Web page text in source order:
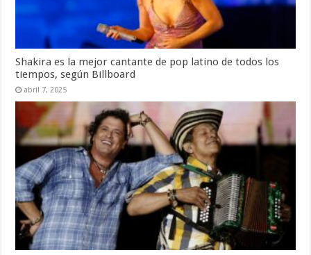
Shakira es la mejor cantante de pop latino de todos los
tiempos, según Billboard
abril 7, 2025